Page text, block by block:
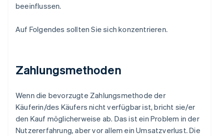
beeinflussen.
Auf Folgendes sollten Sie sich konzentrieren.
Zahlungsmethoden
Wenn die bevorzugte Zahlungsmethode der
Käuferin/des Käufers nicht verfügbar ist, bricht sie/er
den Kauf möglicherweise ab. Das ist ein Problem in der
Nutzererfahrung, aber vor allem ein Umsatzverlust. Die